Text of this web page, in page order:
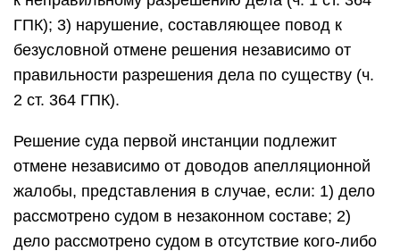
ГПК); 3) нарушение, составляющее повод к
безусловной отмене решения независимо от
правильности разрешения дела по существу (ч.
2 ст. 364 ГПК).
Решение суда первой инстанции подлежит
отмене независимо от доводов апелляционной
жалобы, представления в случае, если: 1) дело
рассмотрено судом в незаконном составе; 2)
дело рассмотрено судом в отсутствие кого-либо